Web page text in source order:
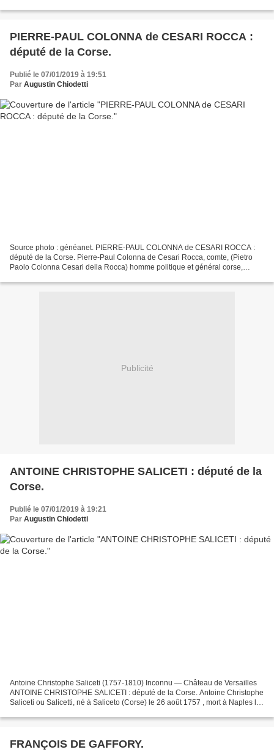
PIERRE-PAUL COLONNA de CESARI ROCCA :
député de la Corse.
Publié le 07/01/2019 à 19:51
Par Augustin Chiodetti
Source photo : généanet. PIERRE-PAUL COLONNA de CESARI ROCCA :
député de la Corse. Pierre-Paul Colonna de Cesari Rocca, comte, (Pietro
Paolo Colonna Cesari della Rocca) homme politique et général corse,
Publicité
ANTOINE CHRISTOPHE SALICETI : député de la
Corse.
Publié le 07/01/2019 à 19:21
Par Augustin Chiodetti
Antoine Christophe Saliceti (1757-1810) Inconnu — Château de Versailles
ANTOINE CHRISTOPHE SALICETI : député de la Corse. Antoine Christophe
Saliceti ou Salicetti, né à Saliceto (Corse) le 26 août 1757 , mort à Naples le
FRANÇOIS DE GAFFORY.